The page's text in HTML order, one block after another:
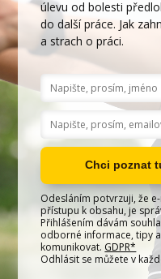
úlevu od bolesti
do další práce. Jak
a strach o práci.
Chci poznat
Odesláním potvrzuji, že
přístupu k obsahu, je
Přihlášením dávám
odborné informace, tipy
komunikovat. GDPR*
Odhlásit se můžete v